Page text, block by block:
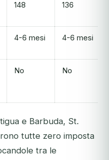
148 136
4-6 mesi 4-6 mesi
No No
e Barbuda, St.
tutte zero imposta
tra le